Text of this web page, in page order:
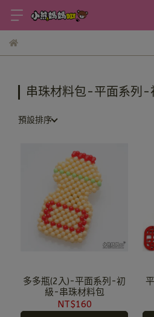
串珠材料包-平面系列-
預設排序
多多瓶(2入)-平面系列-初
級-串珠材料包
NT$160